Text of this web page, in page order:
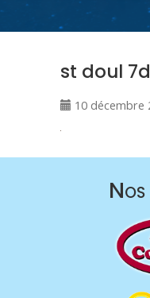
st doul
10 décembre